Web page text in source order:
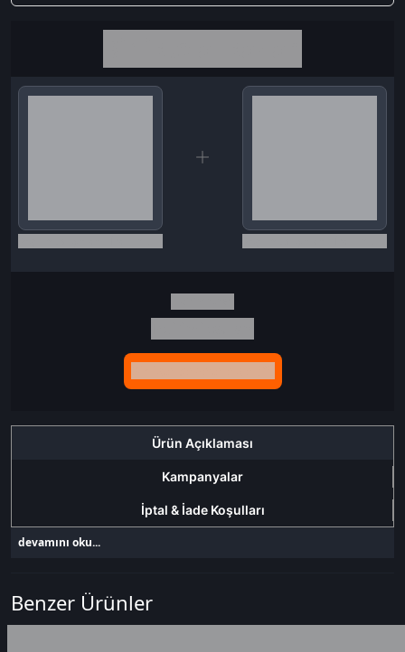
Ürün Açıklaması
Kampanyalar
İptal & İade Koşulları
devamını oku...
Benzer Ürünler